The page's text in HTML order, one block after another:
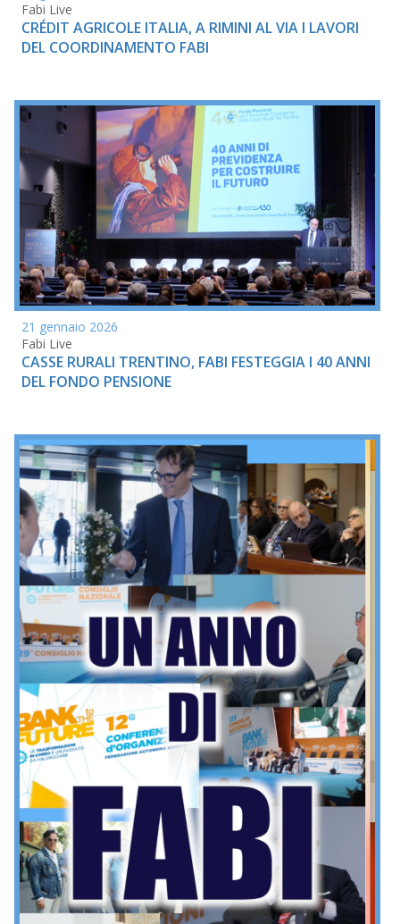
Fabi Live
CRÉDIT AGRICOLE ITALIA, A RIMINI AL VIA I LAVORI
DEL COORDINAMENTO FABI
21 gennaio 2026
Fabi Live
CASSE RURALI TRENTINO, FABI FESTEGGIA I 40 ANNI
DEL FONDO PENSIONE